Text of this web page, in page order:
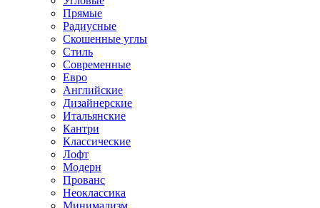
Прямые
Радиусные
Скошенные углы
Стиль
Современные
Евро
Английские
Дизайнерские
Итальянские
Кантри
Классические
Лофт
Модерн
Прованс
Неоклассика
Минимализм